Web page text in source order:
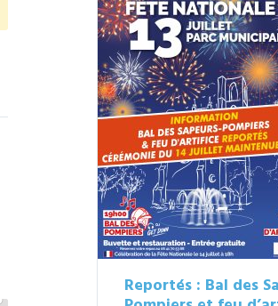
Reportés : Bal des